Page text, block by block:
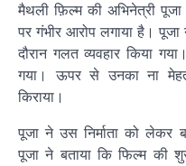
मैथली फ़िल्म की अभिनेत्री
पर गंभीर आरोप लगाया है।
दौरान गलत व्यवहार किया
गया। ऊपर से उनका ना
किराया।
पूजा ने उस निर्माता को
पूजा ने बताया कि फिल्म की